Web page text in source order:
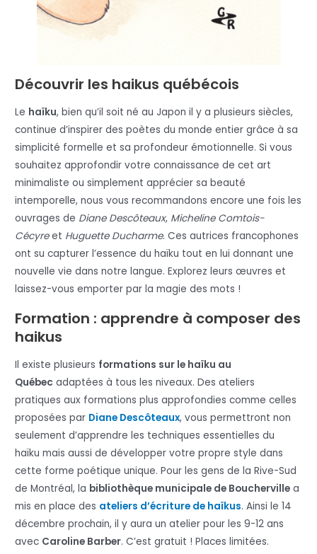
Découvrir les haikus québécois
Le haïku, bien qu’il soit né au Japon il y a plusieurs siècles,
continue d’inspirer des poètes du monde entier grâce à sa
simplicité formelle et sa profondeur émotionnelle. Si vous
souhaitez approfondir votre connaissance de cet art
minimaliste ou simplement apprécier sa beauté
intemporelle, nous vous recommandons encore une fois les
ouvrages de Diane Descôteaux, Micheline Comtois-
Cécyreet Huguette Ducharme. Ces autrices francophones
ont su capturer l’essence du haïku tout en lui donnant une
nouvelle vie dans notre langue. Explorez leurs œuvres et
laissez-vous emporter par la magie des mots !
Formation : apprendre à composer des
haikus
Il existe plusieurs formations sur le haïku au
Québec adaptées à tous les niveaux. Des ateliers
pratiques aux formations plus approfondies comme celles
proposées par Diane Descôteaux, vous permettront non
seulement d’apprendre les techniques essentielles du
haïku mais aussi de développer votre propre style dans
cette forme poétique unique. Pour les gens de la Rive-Sud
de Montréal, la bibliothèque municipale de Boucherville a
mis en place des ateliers d’écriture de haïkus. Ainsi le 14
décembre prochain, il y aura un atelier pour les 9-12 ans
avec Caroline Barber. C’est gratuit ! Places limitées.